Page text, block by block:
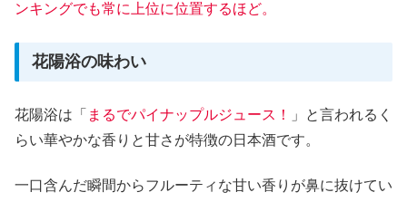
ンキングでも常に上位に位置するほど。
花陽浴の味わい
花陽浴は「 まるでパイナップルジュース！
」と言われるく
らい華やかな香りと甘さが特徴の日本酒です。
一口含んだ瞬間からフルーティな甘い香りが鼻に抜けてい